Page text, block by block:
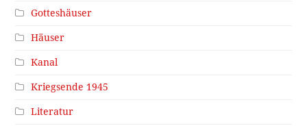
Gotteshäuser
Häuser
Kanal
Kriegsende 1945
Literatur